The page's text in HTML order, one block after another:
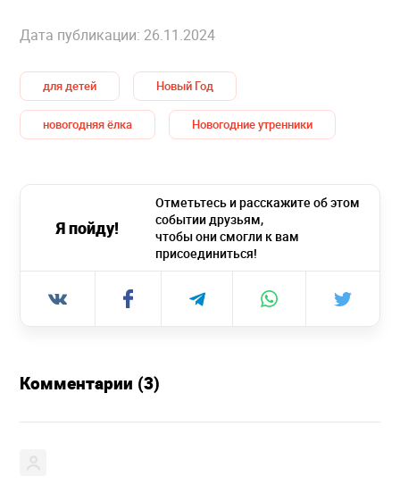
Дата публикации: 26.11.2024
для детей Новый Год
новогодняя ёлка Новогодние утренники
Я пойду!
Отметьтесь и расскажите об этом
событии друзьям,
чтобы они смогли к вам
присоединиться!
Комментарии (3)